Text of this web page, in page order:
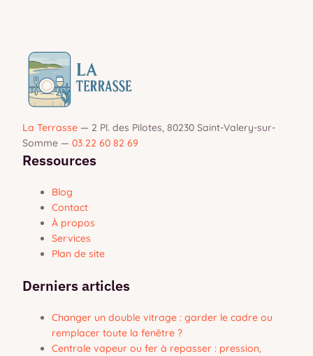
La Terrasse — 2 Pl. des Pilotes, 80230 Saint-Valery-sur-
Somme — 03 22 60 82 69
Ressources
Blog
Contact
À propos
Services
Plan de site
Derniers articles
Changer un double vitrage : garder le cadre ou
remplacer toute la fenêtre ?
Centrale vapeur ou fer à repasser : pression,